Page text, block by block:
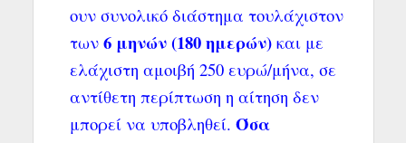
ουν συνολικό διάστημα τουλάχιστον
των 6 μηνών (180 ημερών)και με
ελάχιστη αμοιβή 250 ευρώ/μήνα, σε
αντίθετη περίπτωση η αίτηση δεν
μπορεί να υποβληθεί. Όσα